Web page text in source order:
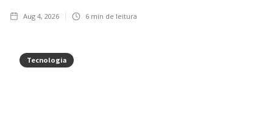
Aug 4, 2026 6 min de leitura
Tecnologia